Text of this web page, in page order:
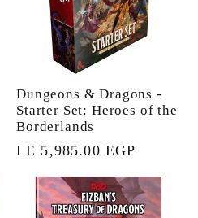
Dungeons & Dragons -
Starter Set: Heroes of the
Borderlands
السعر
LE 5,985.00 EGP